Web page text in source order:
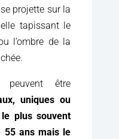
projette sur la
tapissant le
l’ombre de la
être
uniques ou
le plus souvent
55 ans mais le